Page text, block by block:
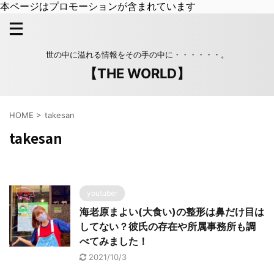
本ページはプロモーションが含まれています
世の中に溢れる情報をその手の中に・・・・・・。
【THE WORLD】
HOME > takesan
takesan
youtuber
海老原まよい(大食い)の整形は鼻だけ目は
してない？彼氏の存在や所属事務所も調
べてみました！
2021/10/3